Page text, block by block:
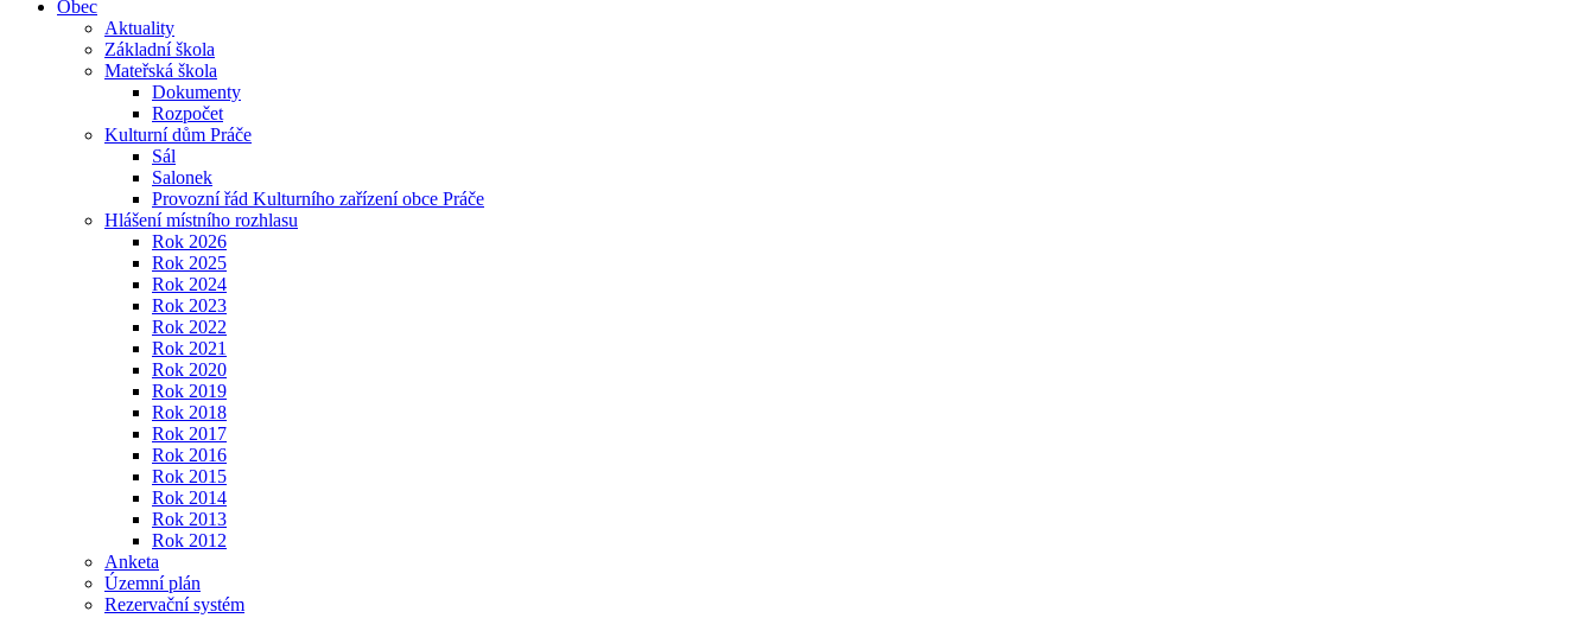
Obec
Aktuality
Základní škola
Mateřská škola
Dokumenty
Rozpočet
Kulturní dům Práče
Sál
Salonek
Provozní řád Kulturního zařízení obce Práče
Hlášení místního rozhlasu
Rok 2026
Rok 2025
Rok 2024
Rok 2023
Rok 2022
Rok 2021
Rok 2020
Rok 2019
Rok 2018
Rok 2017
Rok 2016
Rok 2015
Rok 2014
Rok 2013
Rok 2012
Anketa
Územní plán
Rezervační systém